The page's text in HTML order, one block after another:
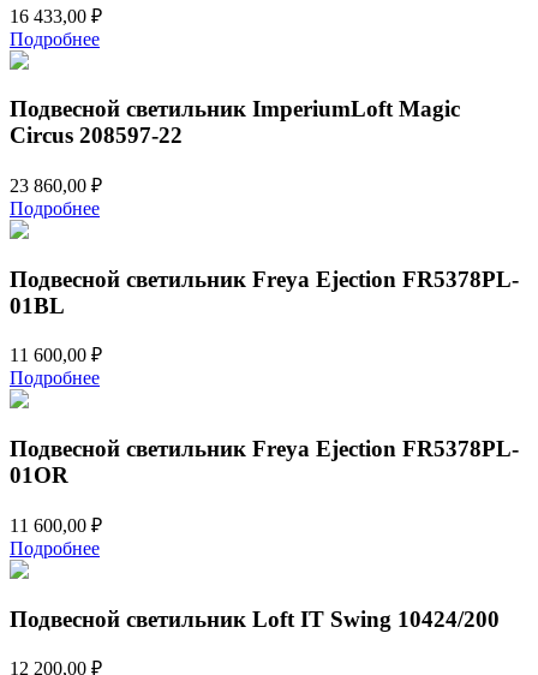
16 433,00 ₽
Подробнее
Подвесной светильник ImperiumLoft Magic
Circus 208597-22
23 860,00 ₽
Подробнее
Подвесной светильник Freya Ejection FR5378PL-
01BL
11 600,00 ₽
Подробнее
Подвесной светильник Freya Ejection FR5378PL-
01OR
11 600,00 ₽
Подробнее
Подвесной светильник Loft IT Swing 10424/200
12 200,00 ₽